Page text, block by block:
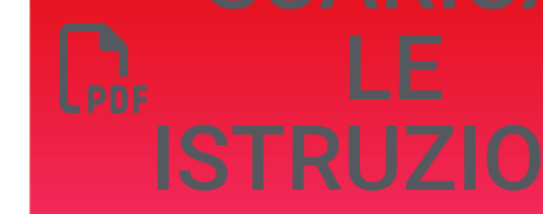
LE